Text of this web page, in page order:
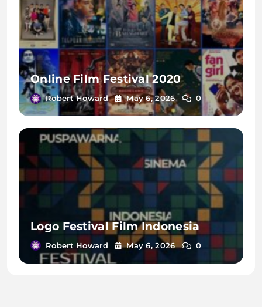
Online Film Festival 2020
Robert Howard May 6, 2026 0
Logo Festival Film Indonesia
Robert Howard May 6, 2026 0